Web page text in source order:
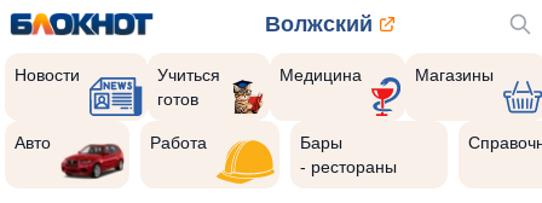
Волжский
Новости
Учиться
готов
Медицина Магазины
Авто Работа
Бары
- рестораны